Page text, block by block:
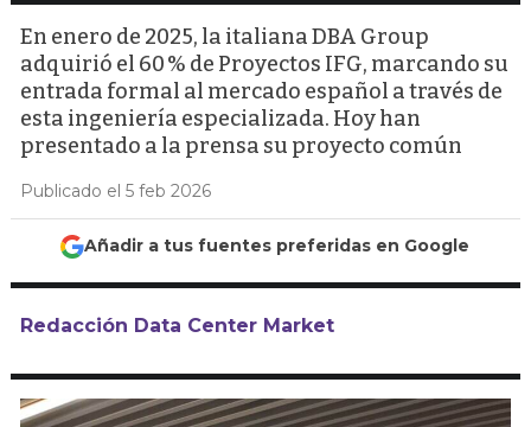
En enero de 2025, la italiana DBA Group
adquirió el 60 % de Proyectos IFG, marcando su
entrada formal al mercado español a través de
esta ingeniería especializada. Hoy han
presentado a la prensa su proyecto común
Publicado el 5 feb 2026
Añadir a tus fuentes preferidas en Google
Redacción Data Center Market